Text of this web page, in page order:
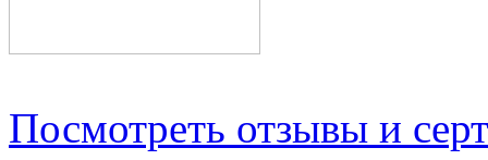
Посмотреть отзывы и